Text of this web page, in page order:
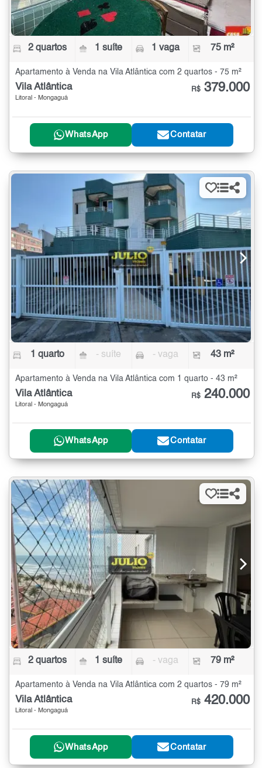
2 quartos 1 suíte 1 vaga 75 m²
Apartamento à Venda na Vila Atlântica com 2 quartos - 75 m²
Vila Atlântica
Litoral - Mongaguá
R$ 379.000
WhatsApp Contatar
1 quarto - suíte - vaga 43 m²
Apartamento à Venda na Vila Atlântica com 1 quarto - 43 m²
Vila Atlântica
Litoral - Mongaguá
R$ 240.000
WhatsApp Contatar
2 quartos 1 suíte - vaga 79 m²
Apartamento à Venda na Vila Atlântica com 2 quartos - 79 m²
Vila Atlântica
Litoral - Mongaguá
R$ 420.000
WhatsApp Contatar